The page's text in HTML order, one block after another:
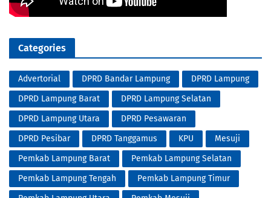
Categories
Advertorial DPRD Bandar Lampung
DPRD Lampung
DPRD Lampung Barat
DPRD Lampung Selatan
DPRD Lampung Utara
DPRD Pesawaran
DPRD Pesibar
DPRD Tanggamus KPU
Mesuji
Pemkab Lampung Barat
Pemkab Lampung Selatan
Pemkab Lampung Tengah
Pemkab Lampung Timur